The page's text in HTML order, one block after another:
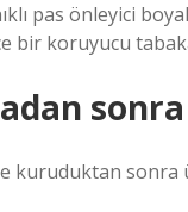
pas önleyici
bir koruyucu
sonra
kuruduktan